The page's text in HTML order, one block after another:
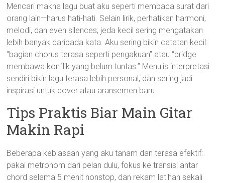
Mencari makna lagu buat aku seperti membaca surat dari
orang lain—harus hati-hati. Selain lirik, perhatikan harmoni,
melodi, dan even silences; jeda kecil sering mengatakan
lebih banyak daripada kata. Aku sering bikin catatan kecil:
“bagian chorus terasa seperti pengakuan” atau “bridge
membawa konflik yang belum tuntas.” Menulis interpretasi
sendiri bikin lagu terasa lebih personal, dan sering jadi
inspirasi untuk cover atau aransemen baru.
Tips Praktis Biar Main Gitar
Makin Rapi
Beberapa kebiasaan yang aku tanam dan terasa efektif:
pakai metronom dari pelan dulu, fokus ke transisi antar
chord selama 5 menit nonstop, dan rekam latihan sekali